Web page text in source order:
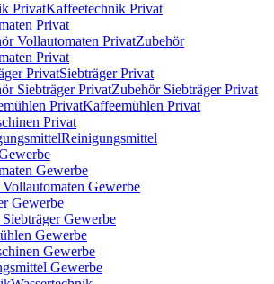
Kaffeetechnik Privat
Privat
Zubehör
Privat
Siebträger Privat
Zubehör Siebträger Privat
Kaffeemühlen Privat
Privat
Reinigungsmittel
Gewerbe
Gewerbe
Gewerbe
Gewerbe
Gewerbe
Gewerbe
Gewerbe